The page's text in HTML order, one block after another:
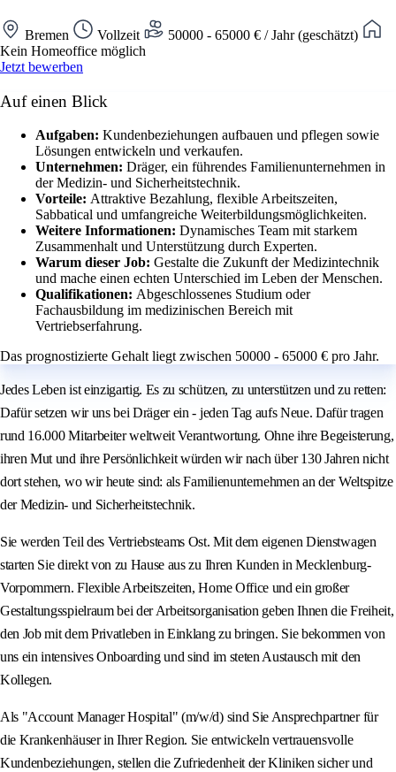
Bremen Vollzeit
50000 - 65000 € / Jahr (geschätzt)
Kein Homeoffice möglich
Jetzt bewerben
Auf einen Blick
Aufgaben: Kundenbeziehungen aufbauen und pflegen sowie
Lösungen entwickeln und verkaufen.
Unternehmen: Dräger, ein führendes Familienunternehmen in
der Medizin- und Sicherheitstechnik.
Vorteile: Attraktive Bezahlung, flexible Arbeitszeiten,
Sabbatical und umfangreiche Weiterbildungsmöglichkeiten.
Weitere Informationen: Dynamisches Team mit starkem
Zusammenhalt und Unterstützung durch Experten.
Warum dieser Job: Gestalte die Zukunft der Medizintechnik
und mache einen echten Unterschied im Leben der Menschen.
Qualifikationen: Abgeschlossenes Studium oder
Fachausbildung im medizinischen Bereich mit
Vertriebserfahrung.
Das prognostizierte Gehalt liegt zwischen 50000 - 65000 € pro Jahr.
Jedes Leben ist einzigartig. Es zu schützen, zu unterstützen und zu retten:
Dafür setzen wir uns bei Dräger ein - jeden Tag aufs Neue. Dafür tragen
rund 16.000 Mitarbeiter weltweit Verantwortung. Ohne ihre Begeisterung,
ihren Mut und ihre Persönlichkeit würden wir nach über 130 Jahren nicht
dort stehen, wo wir heute sind: als Familienunternehmen an der Weltspitze
der Medizin- und Sicherheitstechnik.
Sie werden Teil des Vertriebsteams Ost. Mit dem eigenen Dienstwagen
starten Sie direkt von zu Hause aus zu Ihren Kunden in Mecklenburg-
Vorpommern. Flexible Arbeitszeiten, Home Office und ein großer
Gestaltungsspielraum bei der Arbeitsorganisation geben Ihnen die Freiheit,
den Job mit dem Privatleben in Einklang zu bringen. Sie bekommen von
uns ein intensives Onboarding und sind im steten Austausch mit den
Kollegen.
Als "Account Manager Hospital" (m/w/d) sind Sie Ansprechpartner für
die Krankenhäuser in Ihrer Region. Sie entwickeln vertrauensvolle
Kundenbeziehungen, stellen die Zufriedenheit der Kliniken sicher und